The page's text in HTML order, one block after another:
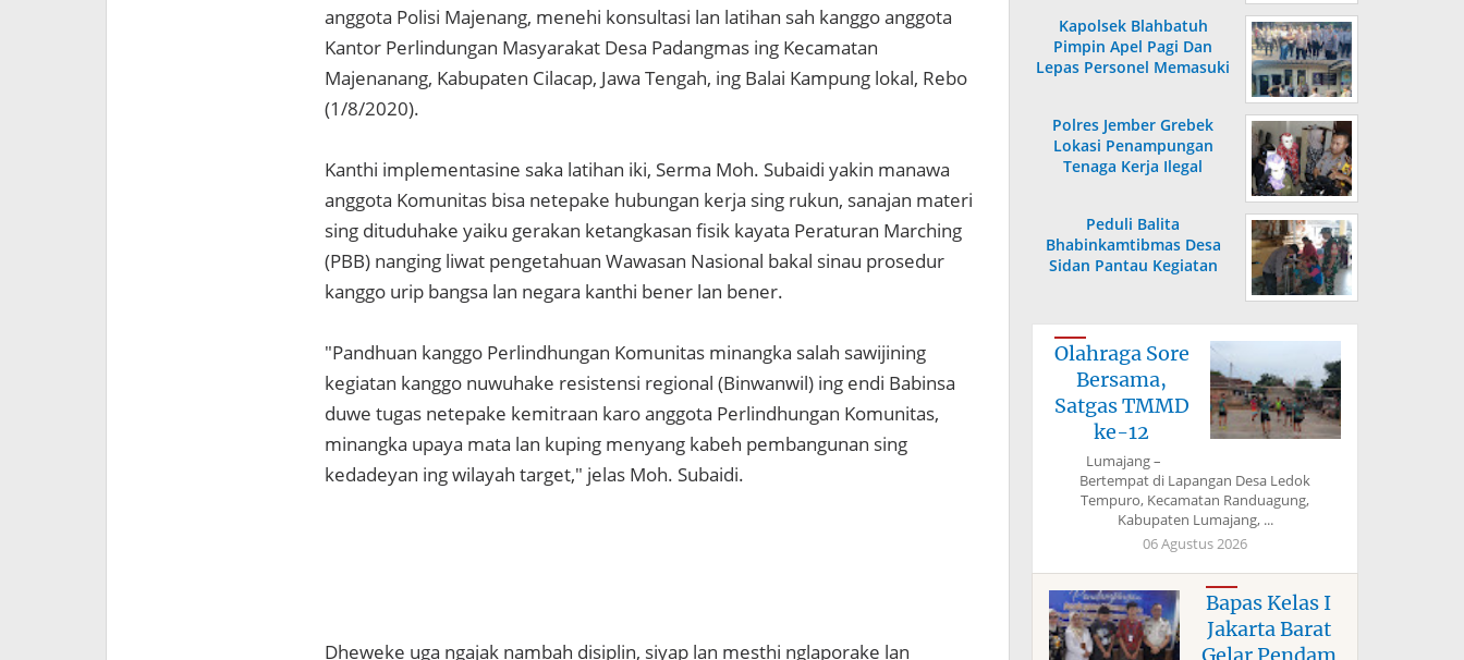
anggota Polisi Majenang, menehi konsultasi lan latihan sah kanggo anggota
Kantor Perlindungan Masyarakat Desa Padangmas ing Kecamatan
Majenanang, Kabupaten Cilacap, Jawa Tengah, ing Balai Kampung lokal, Rebo
(1/8/2020).
Kanthi implementasine saka latihan iki, Serma Moh. Subaidi yakin manawa
anggota Komunitas bisa netepake hubungan kerja sing rukun, sanajan materi
sing dituduhake yaiku gerakan ketangkasan fisik kayata Peraturan Marching
(PBB) nanging liwat pengetahuan Wawasan Nasional bakal sinau prosedur
kanggo urip bangsa lan negara kanthi bener lan bener.
"Pandhuan kanggo Perlindhungan Komunitas minangka salah sawijining
kegiatan kanggo nuwuhake resistensi regional (Binwanwil) ing endi Babinsa
duwe tugas netepake kemitraan karo anggota Perlindhungan Komunitas,
minangka upaya mata lan kuping menyang kabeh pembangunan sing
kedadeyan ing wilayah target," jelas Moh. Subaidi.
Dheweke uga ngajak nambah disiplin, siyap lan mesthi nglaporake lan
Kapolsek Blahbatuh
Pimpin Apel Pagi Dan
Lepas Personel Memasuki
Polres Jember Grebek
Lokasi Penampungan
Tenaga Kerja Ilegal
Peduli Balita
Bhabinkamtibmas Desa
Sidan Pantau Kegiatan
Olahraga Sore
Bersama,
Satgas TMMD
ke-12
Lumajang –
Bertempat di Lapangan Desa Ledok
Tempuro, Kecamatan Randuagung,
Kabupaten Lumajang, ...
06 Agustus 2026
Bapas Kelas I
Jakarta Barat